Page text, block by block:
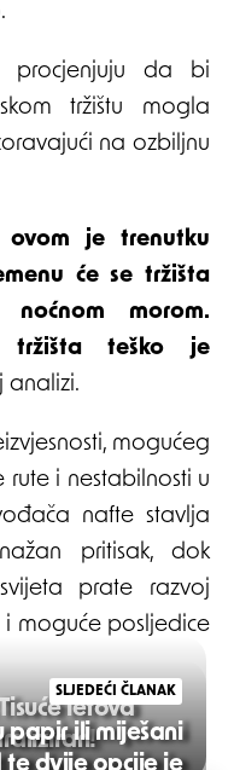
procjenjuju da bi
tržištu mogla
na ozbiljnu
je trenutku
će se tržišta
morom.
tržišta teško je
analizi.
mogućeg
rute i nestabilnosti u
nafte stavlja
pritisak, dok
prate razvoj
moguće posljedice
letova
SLJEDEĆI ČLANAK
papir ili miješani
dvije opcije je